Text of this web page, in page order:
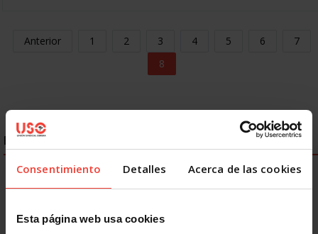
Consentimiento Detalles Acerca de las cookies
Esta página web usa cookies
Anterior 1 2 3 4 5 6
7
8
ENLACES DESTACADOS